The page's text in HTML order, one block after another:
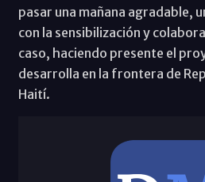
pasar una mañana agradable,
con la sensibilización y
caso, haciendo presente el
desarrolla en la frontera de
Haití.